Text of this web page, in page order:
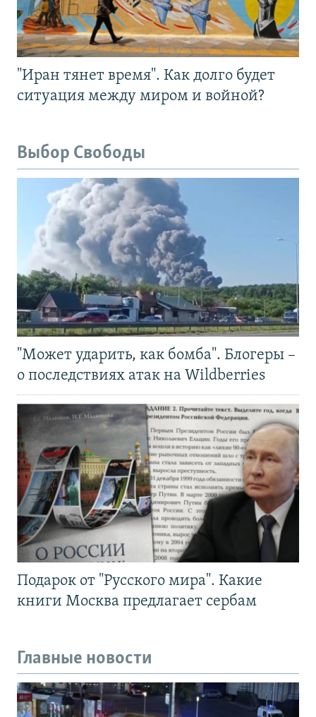
"Иран тянет время". Как долго будет
ситуация между миром и войной?
Выбор Свободы
"Может ударить, как бомба". Блогеры –
о последствиях атак на Wildberries
Подарок от "Русского мира". Какие
книги Москва предлагает сербам
Главные новости